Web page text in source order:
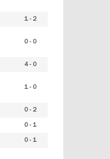
1 - 2
0 - 0
4 - 0
1 - 0
0 - 2
0 - 1
0 - 1